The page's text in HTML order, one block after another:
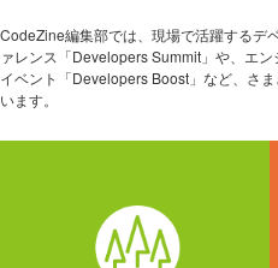
CodeZine編集部では、現場で活躍するデ
ァレンス「Developers Summit」や、エ
イベント「Developers Boost」など、さ
います。